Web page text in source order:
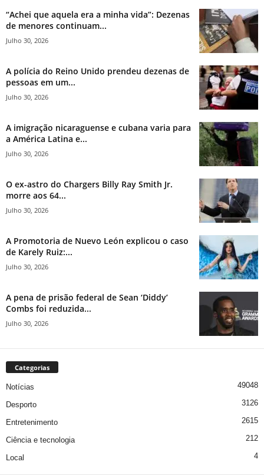
“Achei que aquela era a minha vida”: Dezenas
de menores continuam...
Julho 30, 2026
A polícia do Reino Unido prendeu dezenas de
pessoas em um...
Julho 30, 2026
A imigração nicaraguense e cubana varia para
a América Latina e...
Julho 30, 2026
O ex-astro do Chargers Billy Ray Smith Jr.
morre aos 64...
Julho 30, 2026
A Promotoria de Nuevo León explicou o caso
de Karely Ruiz:...
Julho 30, 2026
A pena de prisão federal de Sean ‘Diddy’
Combs foi reduzida...
Julho 30, 2026
Categorias
Notícias 49048
Desporto 3126
Entretenimento 2615
Ciência e tecnologia 212
Local 4